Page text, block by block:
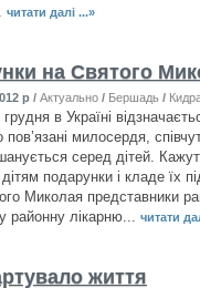
читати далі ...»
на Святого
р / Актуально / Бершадь /
в Україні
пов’язані милосердя,
серед дітей.
подарунки і кладе їх
Миколая представники
районну лікарню... читати
життя